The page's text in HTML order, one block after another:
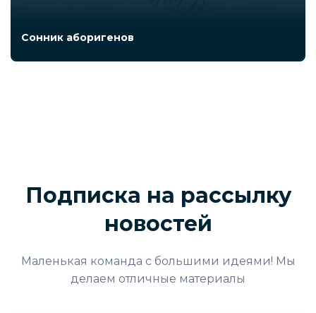
Сонник аборигенов
Подписка на рассылку
новостей
Маленькая команда с большими идеями! Мы
делаем отличные материалы